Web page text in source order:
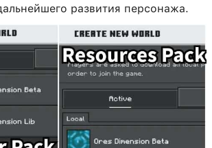
развития персонажа.